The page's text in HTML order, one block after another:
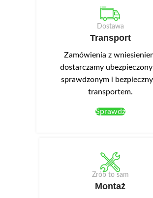
Dostawa
Transport
Zamówienia z
dostarczamy
sprawdzonym i
transportem.
Sprawdź
Zrób to sam
Montaż